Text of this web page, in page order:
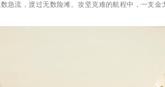
流，渡过无数险滩。攻坚克难的航程中，一支金